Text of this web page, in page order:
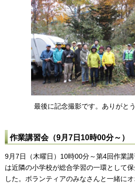
最後に記念撮影です。ありがと
作業講習会（9月7日10時00分～）
9月7日（木曜日）10時00分～第4回作業
は近隣の小学校が総合学習の一環として
した。ボランティアのみなさんと一緒に